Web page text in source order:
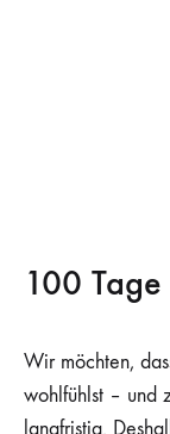
100
Wir möchten,
wohlfühlst – und
langfristig.